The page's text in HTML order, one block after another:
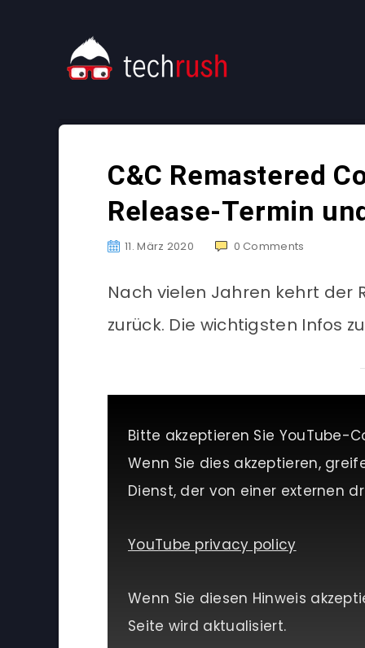
C&C Remastered
Release-Termin
11. März 2020 0 Comments
Nach vielen Jahren kehrt der
zurück. Die wichtigsten Infos
Bitte akzeptieren Sie YouTube-
Wenn Sie dies akzeptieren,
Dienst, der von einer externen
YouTube privacy policy
Wenn Sie diesen Hinweis
Seite wird aktualisiert.